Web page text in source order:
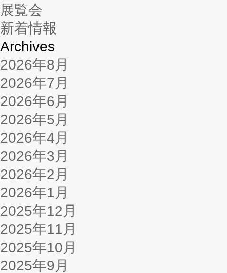
展覧会
新着情報
Archives
2026年8月
2026年7月
2026年6月
2026年5月
2026年4月
2026年3月
2026年2月
2026年1月
2025年12月
2025年11月
2025年10月
2025年9月